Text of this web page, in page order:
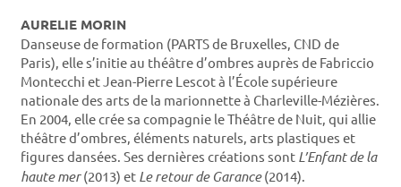
AURELIE MORIN
Danseuse de formation (PARTS de Bruxelles, CND de
Paris), elle s’initie au théâtre d’ombres auprès de Fabriccio
Montecchi et Jean-Pierre Lescot à l’École supérieure
nationale des arts de la marionnette à Charleville-Mézières.
En 2004, elle crée sa compagnie le Théâtre de Nuit, qui allie
théâtre d’ombres, éléments naturels, arts plastiques et
figures dansées. Ses dernières créations sont L’Enfant de la
haute mer(2013) et Le retour de Garance(2014).